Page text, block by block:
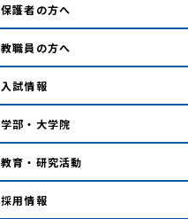
保護者の方へ
教職員の方へ
入試情報
学部・大学院
教育・研究活動
採用情報